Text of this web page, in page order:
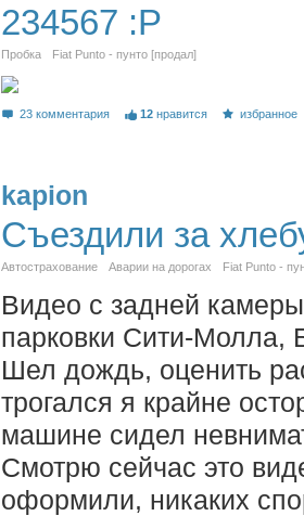
234567 :P
Пробка Fiat Punto - пунто [продал]
23 комментария 12 нравится избранное
kapion
Съездили за
Автострахование Аварии на дорогах Fiat Punto -
Видео с задней
парковки Сити-Молла,
Шел дождь, оценить
трогался я крайне
машине сидел
Смотрю сейчас это
оформили, никаких